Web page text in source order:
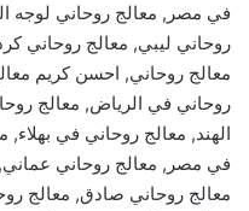
في مصر, معالج روحاني لوجه
روحاني ليبي, معالج روحاني
معالج روحاني, احسن كريم
روحاني في الرياض, معالج
الهند, معالج روحاني في
في مصر, معالج روحاني
معالج روحاني صادق, معالج